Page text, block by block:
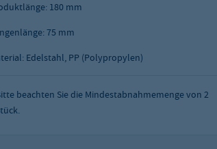
180 mm
75 mm
Edelstahl, PP (Polypropylen)
beachten Sie die Mindestabnahmemenge von 2